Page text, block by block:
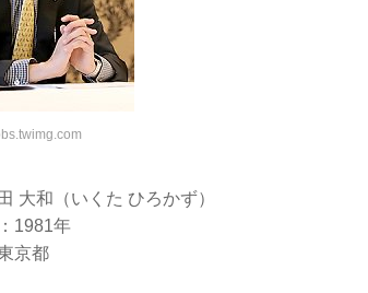
大和（いくた ひろかず）
1981年
京都